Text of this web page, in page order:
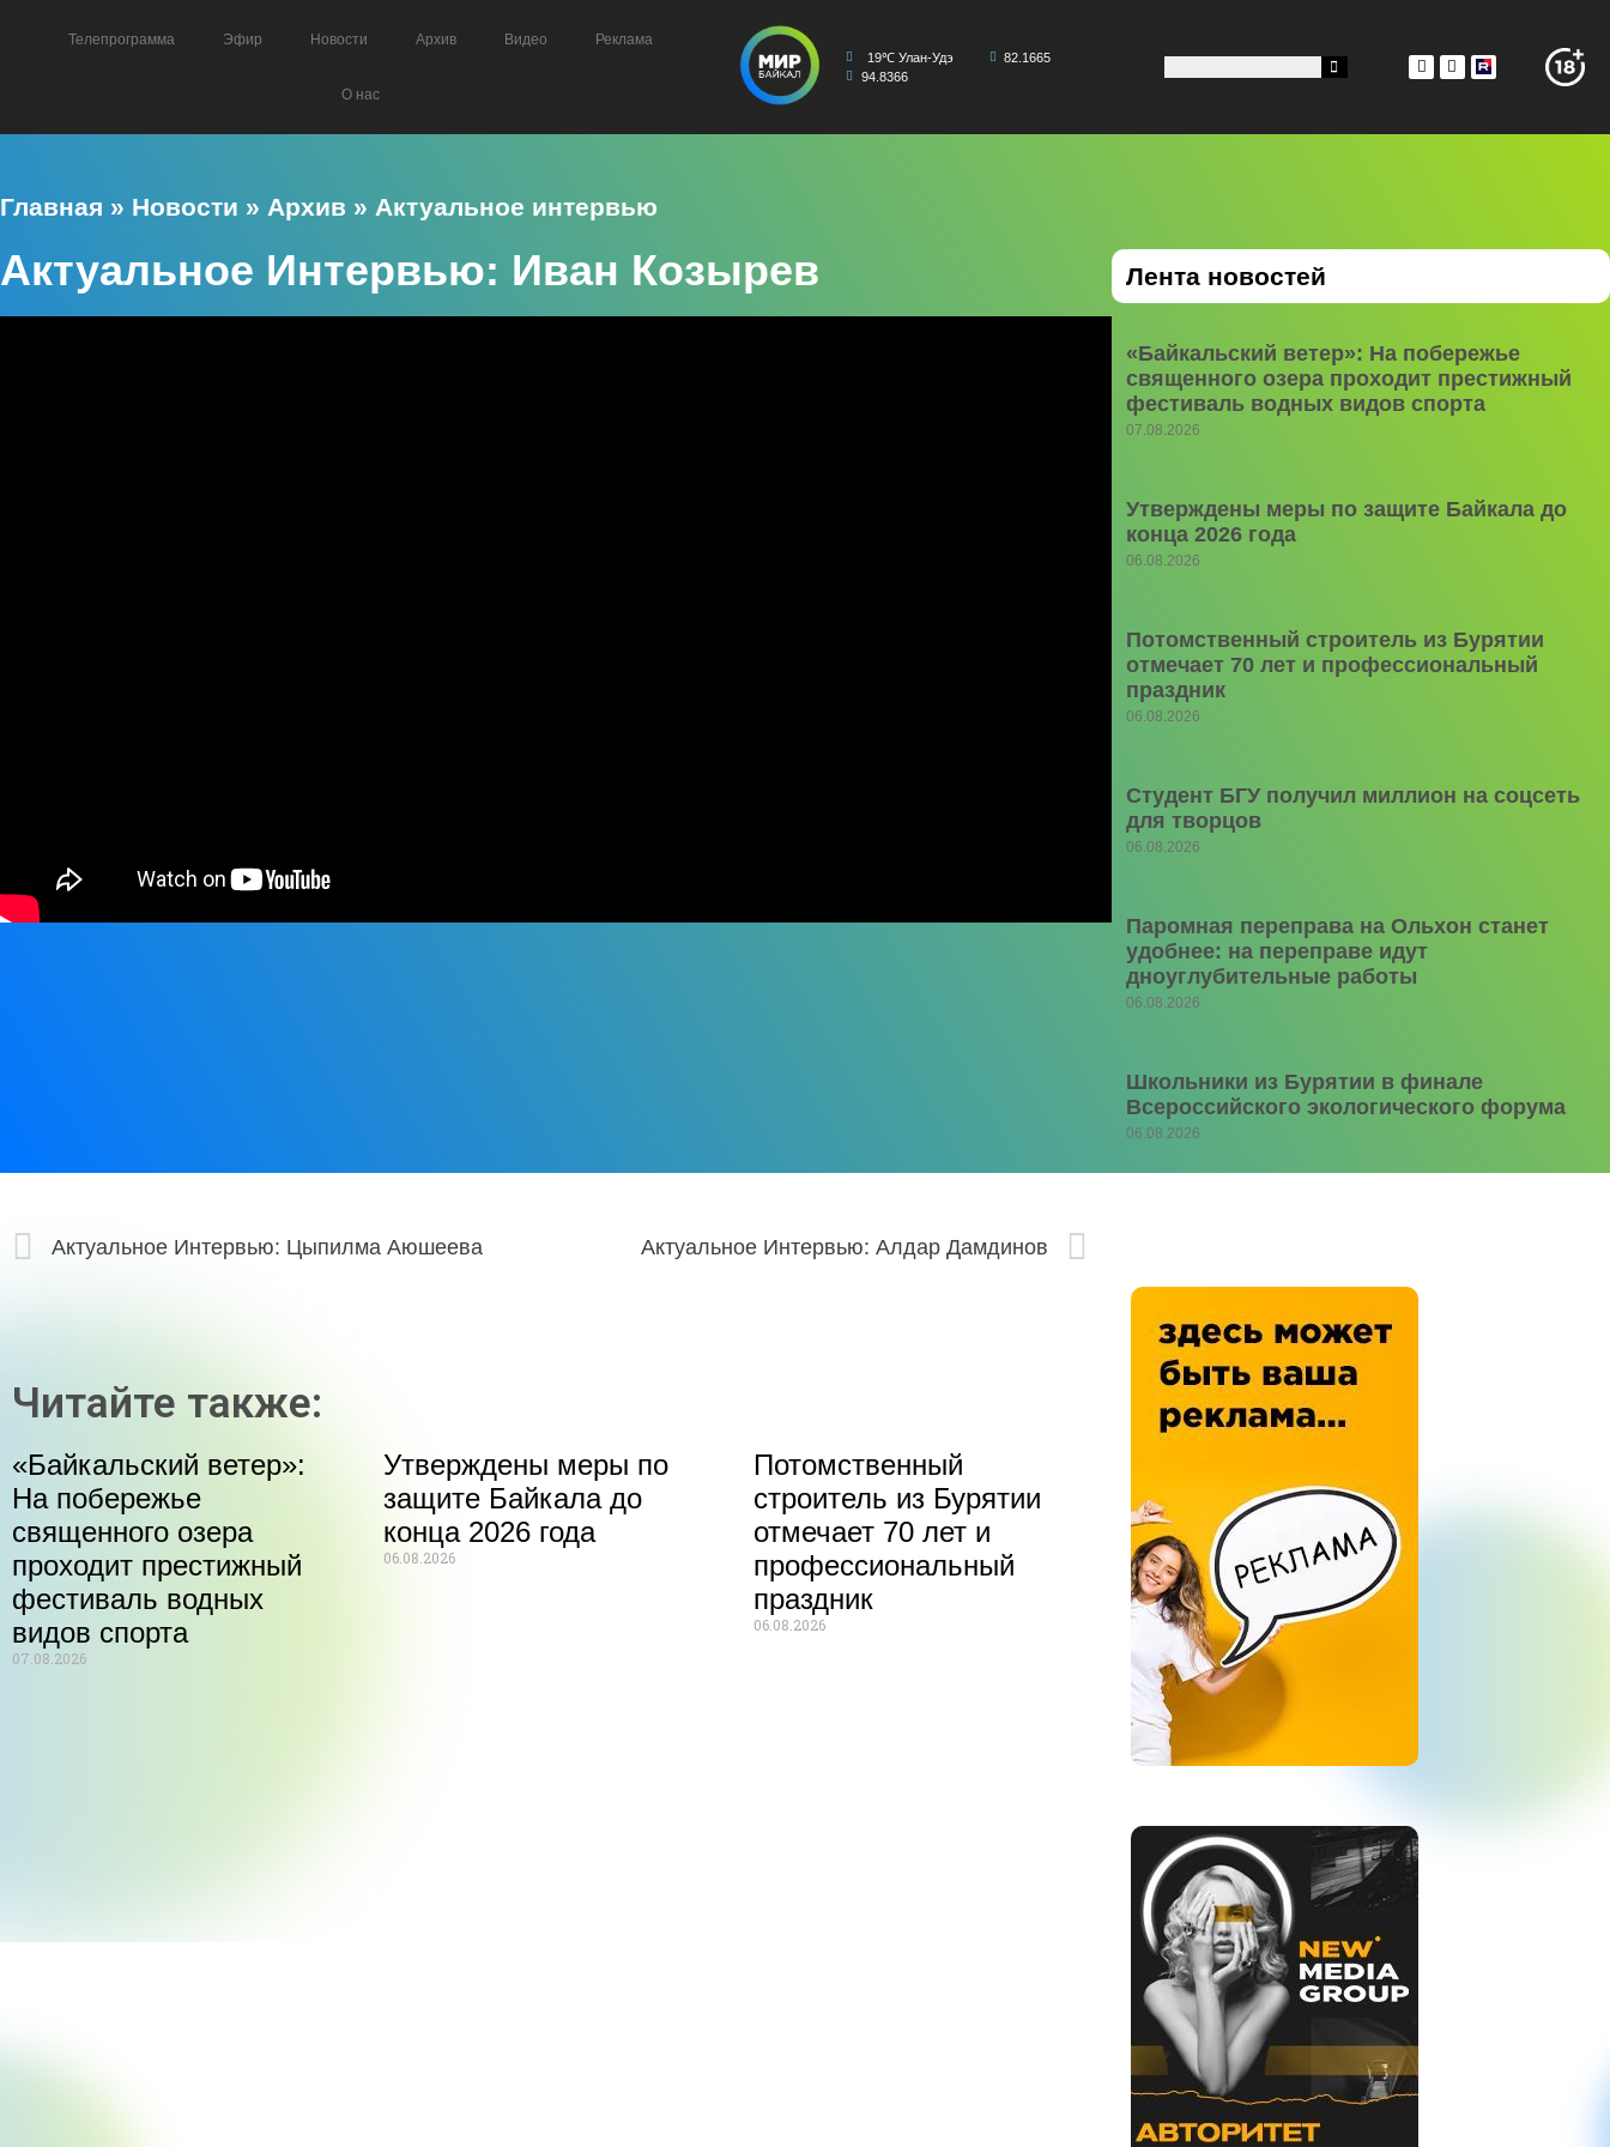
Телепрограмма Эфир Новости Архив Видео Реклама
О нас
19℃ Улан-Удэ
82.1665
94.8366
Главная » Новости » Архив » Актуальное интервью
Актуальное Интервью: Иван Козырев Лента новостей
«Байкальский ветер»: На побережье
священного озера проходит престижный
фестиваль водных видов спорта
07.08.2026
Утверждены меры по защите Байкала до
конца 2026 года
06.08.2026
Потомственный строитель из Бурятии
отмечает 70 лет и профессиональный
праздник
06.08.2026
Студент БГУ получил миллион на соцсеть
для творцов
06.08.2026
Паромная переправа на Ольхон станет
удобнее: на переправе идут
дноуглубительные работы
06.08.2026
Школьники из Бурятии в финале
Всероссийского экологического форума
06.08.2026
Актуальное Интервью: Цыпилма Аюшеева Актуальное Интервью: Алдар Дамдинов
Читайте также:
«Байкальский ветер»:
На побережье
священного озера
проходит престижный
фестиваль водных
видов спорта
07.08.2026
Утверждены меры по
защите Байкала до
конца 2026 года
06.08.2026
Потомственный
строитель из Бурятии
отмечает 70 лет и
профессиональный
праздник
06.08.2026